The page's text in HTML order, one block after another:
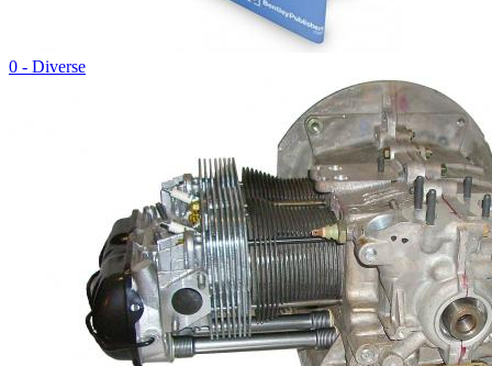
0 - Diverse